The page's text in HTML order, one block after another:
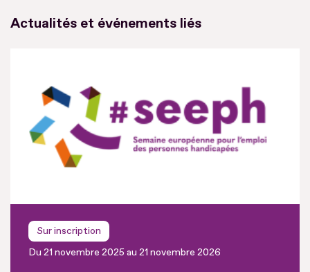
Actualités et événements liés
Sur inscription
Du 21 novembre 2025 au 21 novembre 2026